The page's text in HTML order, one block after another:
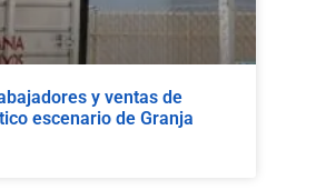
y ventas de
escenario de Granja